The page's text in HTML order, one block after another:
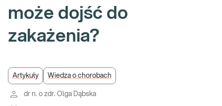
może dojść do
zakażenia?
Artykuły Wiedza o chorobach
dr n. o zdr. Olga Dąbska